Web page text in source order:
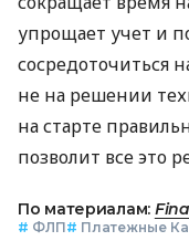
упрощает учет и
сосредоточиться
не на решении
на старте
позволит все это
По материалам:
# ФЛП# Платежные